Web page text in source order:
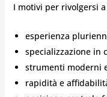
I motivi per rivolgersi
esperienza
specializzazione in
strumenti moderni
rapidità e